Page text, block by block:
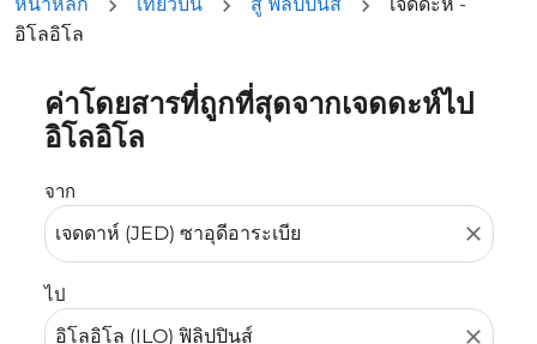
อิโลอิโล
ค่าโดยสารที่ถูกที่สุดจากเจดดะห์ไป
อิโลอิโล
จาก
close
ไป
close
ลองอัปเดตเส้นทางของคุณ (ต้นทางและ/หรือปลายทาง) หรื